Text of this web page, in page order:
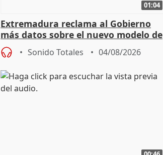
01:04
Extremadura reclama al Gobierno
más datos sobre el nuevo modelo de
financiación
Sonido Totales 04/08/2026